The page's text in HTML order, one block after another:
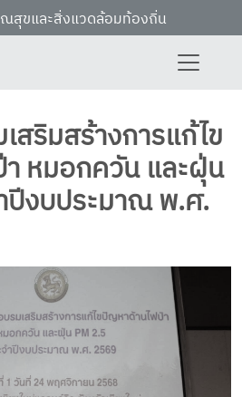
สุขและสิ่งแวดล้อมท้องถิ่น
สริมสร้างการแก้ไข
หมอกควัน และฝุ่น
ปีงบประมาณ พ.ศ.